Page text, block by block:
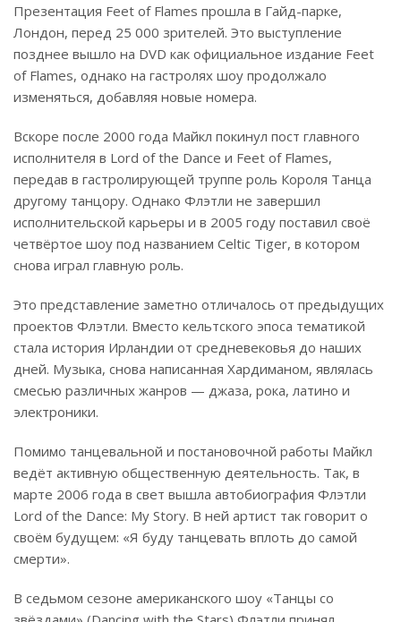
Презентация Feet of Flames прошла в Гайд-парке,
Лондон, перед 25 000 зрителей. Это выступление
позднее вышло на DVD как официальное издание Feet
of Flames, однако на гастролях шоу продолжало
изменяться, добавляя новые номера.
Вскоре после 2000 года Майкл покинул пост главного
исполнителя в Lord of the Dance и Feet of Flames,
передав в гастролирующей труппе роль Короля Танца
другому танцору. Однако Флэтли не завершил
исполнительской карьеры и в 2005 году поставил своё
четвёртое шоу под названием Celtic Tiger, в котором
снова играл главную роль.
Это представление заметно отличалось от предыдущих
проектов Флэтли. Вместо кельтского эпоса тематикой
стала история Ирландии от средневековья до наших
дней. Музыка, снова написанная Хардиманом, являлась
смесью различных жанров — джаза, рока, латино и
электроники.
Помимо танцевальной и постановочной работы Майкл
ведёт активную общественную деятельность. Так, в
марте 2006 года в свет вышла автобиография Флэтли
Lord of the Dance: My Story. В ней артист так говорит о
своём будущем: «Я буду танцевать вплоть до самой
смерти».
В седьмом сезоне американского шоу «Танцы со